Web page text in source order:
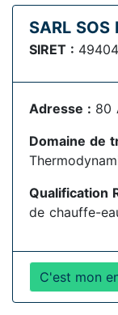
SARL SOS
SIRET :
Adresse : 80
Domaine de
Qualification
de chauffe-
C'est mon